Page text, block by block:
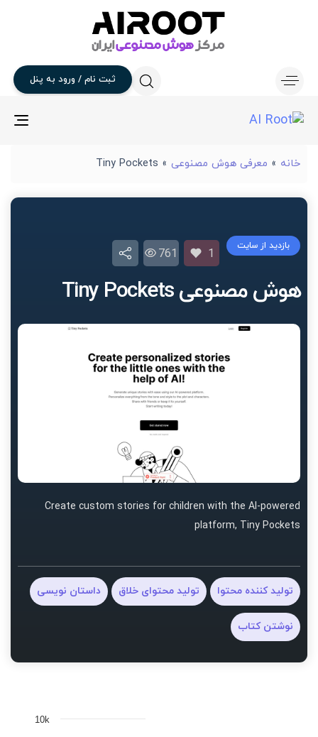
ثبت نام / ورود به پنل
خانه » معرفی هوش مصنوعی »
Tiny Pockets
هوش مصنوعی Tiny Pockets
بازدید از سایت
1
761
Create custom stories for children with the AI-powered
platform, Tiny Pockets
تولید کننده محتوا تولید محتوای خلاق داستان نویسی
نوشتن کتاب
10k